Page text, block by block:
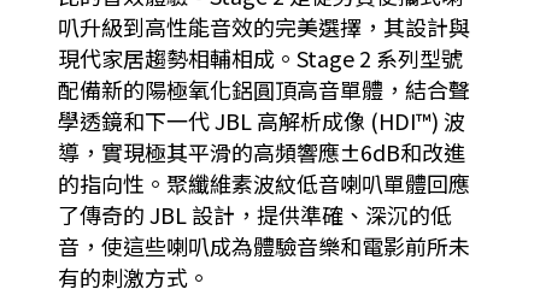
叭升級到高性能音效的完美選擇，其設計與
現代家居趨勢相輔相成。Stage 2 系列型號
配備新的陽極氧化鋁圓頂高音單體，結合聲
學透鏡和下一代 JBL 高解析成像 (HDI™) 波
導，實現極其平滑的高頻響應±6dB和改進
的指向性。聚纖維素波紋低音喇叭單體回應
了傳奇的 JBL 設計，提供準確、深沉的低
音，使這些喇叭成為體驗音樂和電影前所未
有的刺激方式。